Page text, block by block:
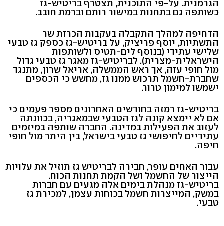
הגרמנית. על-פי התוכנית, תצטרף בריטיש-גז
כשותפה גם בתחנות במישור רותם וברמת חובב.
הדחיפה למהלך התקבלה בעקבות הכרזת שר
התשתיות, יוסף פריציק, על בריטיש-גז כספק גז טבעי
שלישי עתידי (בנוסף לים-תטיס ולשותפות
הישראלית-מצרית). לבריטיש-גז מאגר גז טבעי גדול
מול חופי עזה, אך ראש הממשלה, אריאל שרון, מתנגד
שחברת-חשמל תרכוש ממנו גז, מחשש כי הכספים
ישמשו למימון טרור.
בריטיש-גז רמזה בחודשים האחרונים מספר פעמים כי
אם לא יימצא קונה לגז הטבעי שבמאגריה, בכוונתה
לעזוב את הפעילות במדינה. החברה שותפה במיזמים
עתידיים לחיפושי גז טבעי בישראל, בין היתר מול חופי
חיפה.
עבור האחים עופר, חבירה לבריטיש גז תוזיל את עלויות
הייצור של החשמל ושל הקמת תחנות הכוח.
בריטיש-גז מנהלת בימים אלה מגעים עם חברות
במשק, המייצרות חשמל בכוחות עצמן, למכירת גז
טבעי.